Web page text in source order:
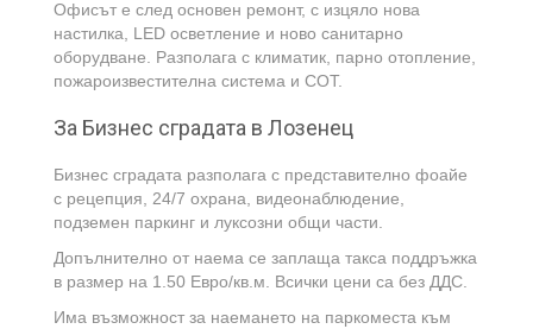
Офисът е след основен ремонт, с изцяло нова
настилка, LED осветление и ново санитарно
оборудване. Разполага с климатик, парно отопление,
пожароизвестителна система и СОТ.
За Бизнес сградата в Лозенец
Бизнес сградата разполага с представително фоайе
с рецепция, 24/7 охрана, видеонаблюдение,
подземен паркинг и луксозни общи части.
Допълнително от наема се заплаща такса поддръжка
в размер на 1.50 Евро/кв.м. Всички цени са без ДДС.
Има възможност за наемането на паркоместа към